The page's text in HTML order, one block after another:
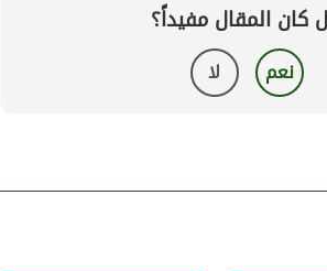
كان المقال مفيداً؟
نعم لا